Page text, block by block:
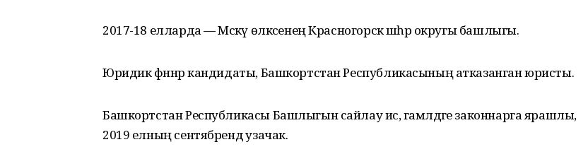
2017-18 елларда — Мәскәү өлкәсенең Красногорск шәһәр округы башлыгы.
Юридик фәннәр кандидаты, Башкортстан Республикасының атказанган юристы.
Башкортстан Республикасы Башлыгын сайлау исә, гамәлдәге законнарга ярашлы,
2019 елның сентябрендә узачак.